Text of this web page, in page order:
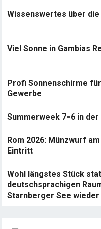
Wissenswertes über
Viel Sonne in Gambias
Profi Sonnenschirme
Gewerbe
Summerweek 7=6 in
Rom 2026: Münzwurf
Eintritt
Wohl längstes Stück
deutschsprachigen
Starnberger See wieder